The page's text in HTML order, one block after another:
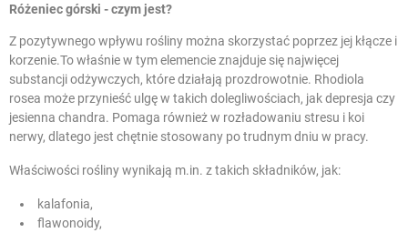
Różeniec górski - czym jest?
Z pozytywnego wpływu rośliny można skorzystać poprzez jej kłącze i
korzenie.To właśnie w tym elemencie znajduje się najwięcej
substancji odżywczych, które działają prozdrowotnie. Rhodiola
rosea może przynieść ulgę w takich dolegliwościach, jak depresja czy
jesienna chandra. Pomaga również w rozładowaniu stresu i koi
nerwy, dlatego jest chętnie stosowany po trudnym dniu w pracy.
Właściwości rośliny wynikają m.in. z takich składników, jak:
kalafonia,
flawonoidy,